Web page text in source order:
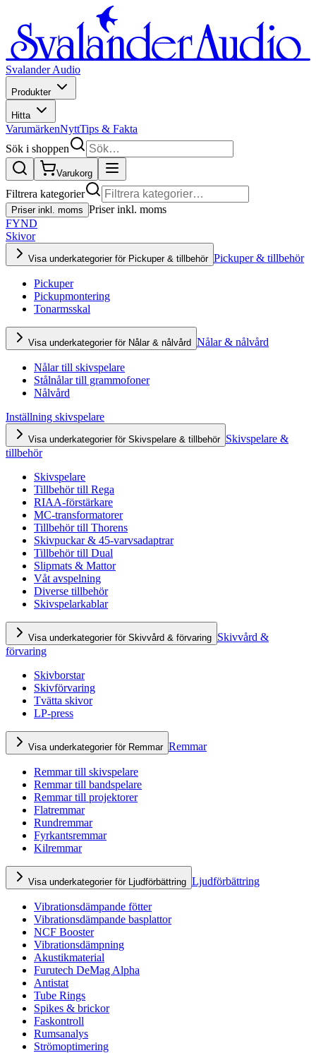
Svalander Audio
Produkter
Hitta
VarumärkenNyttTips & Fakta
Sök i shoppen
Varukorg
Filtrera kategorier
Priser inkl. moms Priser inkl. moms
FYND
Skivor
Visa underkategorier för Pickuper & tillbehör Pickuper & tillbehör
Pickuper
Pickupmontering
Tonarmsskal
Visa underkategorier för Nålar & nålvård Nålar & nålvård
Nålar till skivspelare
Stålnålar till grammofoner
Nålvård
Inställning skivspelare
Visa underkategorier för Skivspelare & tillbehör Skivspelare &
tillbehör
Skivspelare
Tillbehör till Rega
RIAA-förstärkare
MC-transformatorer
Tillbehör till Thorens
Skivpuckar & 45-varvsadaptrar
Tillbehör till Dual
Slipmats & Mattor
Våt avspelning
Diverse tillbehör
Skivspelarkablar
Visa underkategorier för Skivvård & förvaring Skivvård &
förvaring
Skivborstar
Skivförvaring
Tvätta skivor
LP-press
Visa underkategorier för Remmar Remmar
Remmar till skivspelare
Remmar till bandspelare
Remmar till projektorer
Flatremmar
Rundremmar
Fyrkantsremmar
Kilremmar
Visa underkategorier för Ljudförbättring Ljudförbättring
Vibrationsdämpande fötter
Vibrationsdämpande basplattor
NCF Booster
Vibrationsdämpning
Akustikmaterial
Furutech DeMag Alpha
Antistat
Tube Rings
Spikes & brickor
Faskontroll
Rumsanalys
Strömoptimering